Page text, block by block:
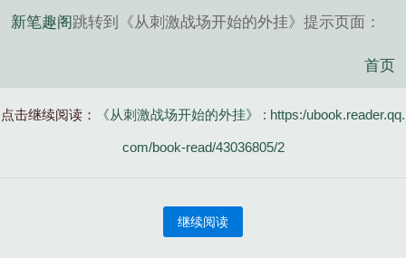
新笔趣阁跳转到《从刺激战场开始的外挂》提示页面：
首页
点击继续阅读： 《从刺激战场开始的外挂》 : https:/ubook.reader.qq.
com/book-read/43036805/2
继续阅读